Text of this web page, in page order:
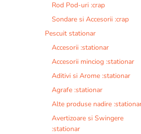
Rod Pod-uri :crap
Sondare si Accesorii :crap
Pescuit stationar
Accesorii :stationar
Accesorii minciog :stationar
Aditivi si Arome :stationar
Agrafe :stationar
Alte produse nadire
Avertizoare si Swingere
:stationar